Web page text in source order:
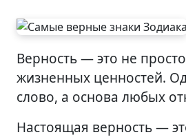
Верность — это не просто пункт в гороскопе, а выбор, который зависит от характера, воспитания и
жизненных ценностей.
слово, а основа любых
Настоящая верность —